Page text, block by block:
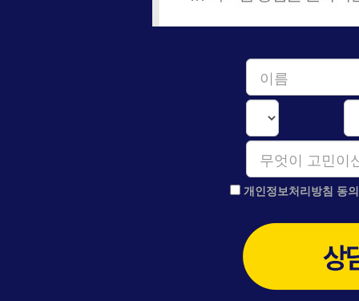
개인정보처리방침 동의